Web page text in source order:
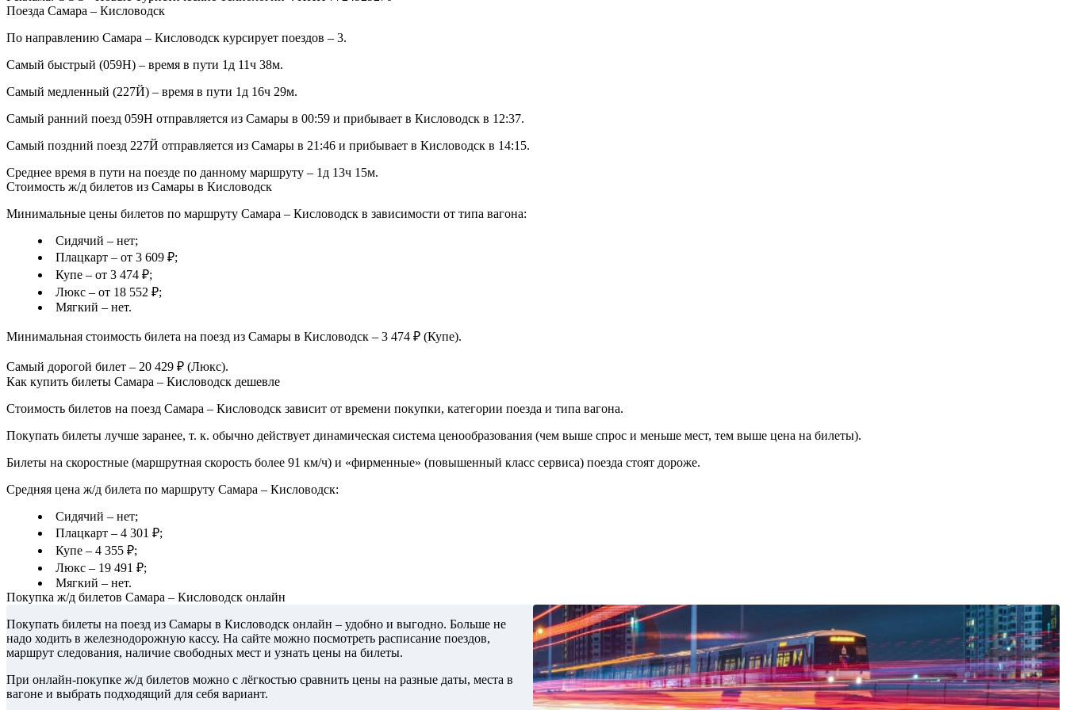
Поезда Самара – Кисловодск
По направлению Самара – Кисловодск курсирует поездов – 3.
Самый быстрый (059Н) – время в пути 1д 11ч 38м.
Самый медленный (227Й) – время в пути 1д 16ч 29м.
Самый ранний поезд 059Н отправляется из Самары в 00:59 и прибывает в Кисловодск в 12:37.
Самый поздний поезд 227Й отправляется из Самары в 21:46 и прибывает в Кисловодск в 14:15.
Среднее время в пути на поезде по данному маршруту – 1д 13ч 15м.
Стоимость ж/д билетов из Самары в Кисловодск
Минимальные цены билетов по маршруту Самара – Кисловодск в зависимости от типа вагона:
Сидячий – нет;
Плацкарт – от 3 609 ₽;
Купе – от 3 474 ₽;
Люкс – от 18 552 ₽;
Мягкий – нет.
Минимальная стоимость билета на поезд из Самары в Кисловодск – 3 474 ₽ (Купе).
Самый дорогой билет – 20 429 ₽ (Люкс).
Как купить билеты Самара – Кисловодск дешевле
Стоимость билетов на поезд Самара – Кисловодск зависит от времени покупки, категории поезда и типа вагона.
Покупать билеты лучше заранее, т. к. обычно действует динамическая система ценообразования (чем выше спрос и меньше мест, тем выше цена на билеты).
Билеты на скоростные (маршрутная скорость более 91 км/ч) и «фирменные» (повышенный класс сервиса) поезда стоят дороже.
Средняя цена ж/д билета по маршруту Самара – Кисловодск:
Сидячий – нет;
Плацкарт – 4 301 ₽;
Купе – 4 355 ₽;
Люкс – 19 491 ₽;
Мягкий – нет.
Покупка ж/д билетов Самара – Кисловодск онлайн
Покупать билеты на поезд из Самары в Кисловодск онлайн – удобно и выгодно. Больше не
надо ходить в железнодорожную кассу. На сайте можно посмотреть расписание поездов,
маршрут следования, наличие свободных мест и узнать цены на билеты.
При онлайн-покупке ж/д билетов можно с лёгкостью сравнить цены на разные даты, места в
вагоне и выбрать подходящий для себя вариант.